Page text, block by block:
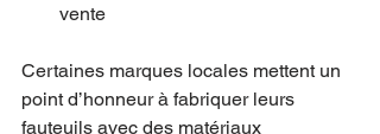
vente
Certaines marques locales mettent un
point d’honneur à fabriquer leurs
fauteuils avec des matériaux